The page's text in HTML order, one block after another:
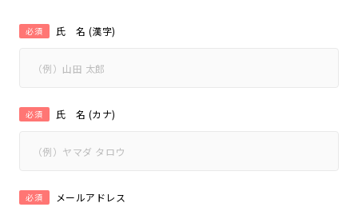
氏 名 (漢字)
必須
氏 名 (カナ)
必須
メールアドレス
必須